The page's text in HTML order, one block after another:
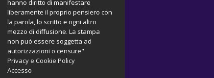
hanno diritto di manifestare
liberamente il proprio pensiero con
la parola, lo scritto e ogni altro
mezzo di diffusione. La stampa
non può essere soggetta ad
autorizzazioni o censure"
Privacy e Cookie Policy
Accesso